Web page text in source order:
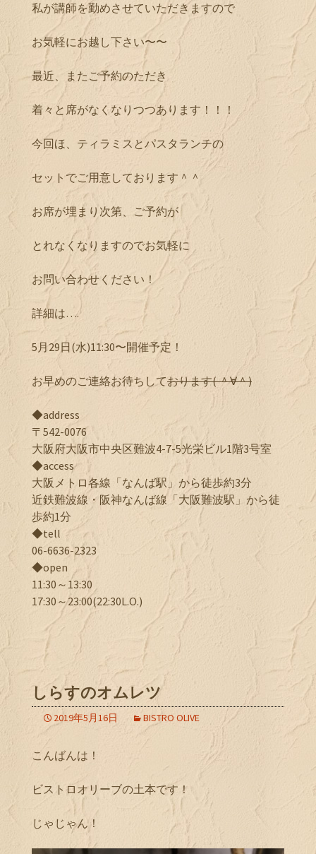
私が講師を勤めさせていただきますので
お気軽にお越し下さい〜〜
最近、またご予約のただき
着々と席がなくなりつつあります！！！
今回ほ、ティラミスとパスタランチの
セットでご用意しております＾＾
お席が埋まり次第、ご予約が
とれなくなりますのでお気軽に
お問い合わせください！
詳細は….
5月29日(水)11:30〜開催予定！
お早めのご連絡お待ちしております( ＾∀＾)
◆address
〒542-0076
大阪府大阪市中央区難波4-7-5光栄ビル1階3号室
◆access
大阪メトロ各線「なんば駅」から徒歩約3分
近鉄難波線・阪神なんば線「大阪難波駅」から徒
歩約1分
◆tell
06-6636-2323
◆open
11:30～13:30
17:30～23:00(22:30L.O.)
しらすのオムレツ
2019年5月16日 BISTRO OLIVE
こんばんは！
ビストロオリーブの土本です！
じゃじゃん！